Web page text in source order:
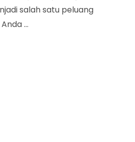
salah satu peluang
…